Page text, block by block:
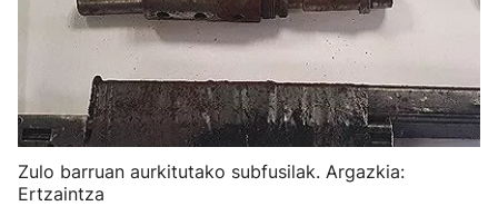
Zulo barruan aurkitutako subfusilak. Argazkia:
Ertzaintza